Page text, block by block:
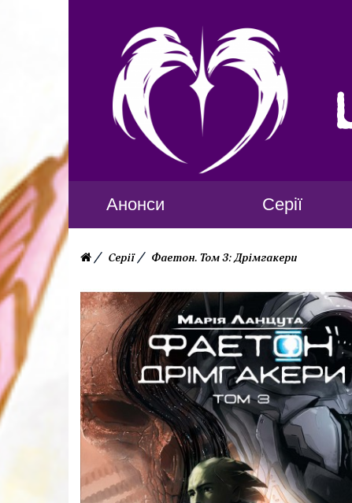
Анонси Серії
Серії Фаетон. Том 3: Дрімгакери